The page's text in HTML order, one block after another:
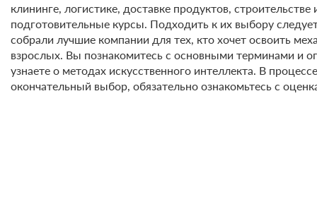
клининге, логистике, доставке продуктов,
подготовительные курсы. Подходить к их выбору
собрали лучшие компании для тех, кто хочет освоить
взрослых. Вы познакомитесь с основными терминами и
узнаете о методах искусственного интеллекта. В
окончательный выбор, обязательно ознакомьтесь с